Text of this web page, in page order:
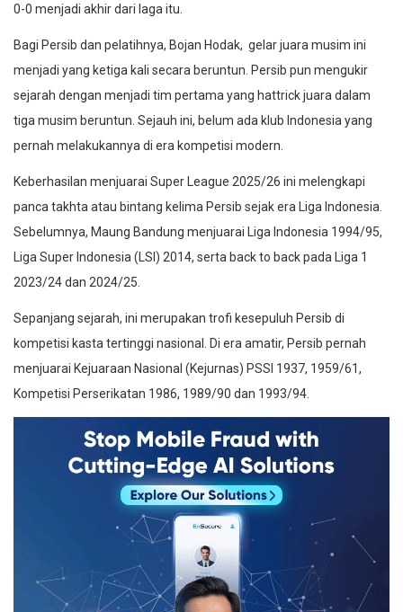
0-0 menjadi akhir dari laga itu.
Bagi Persib dan pelatihnya, Bojan Hodak, gelar juara musim ini
menjadi yang ketiga kali secara beruntun. Persib pun mengukir
sejarah dengan menjadi tim pertama yang hattrick juara dalam
tiga musim beruntun. Sejauh ini, belum ada klub Indonesia yang
pernah melakukannya di era kompetisi modern.
Keberhasilan menjuarai Super League 2025/26 ini melengkapi
panca takhta atau bintang kelima Persib sejak era Liga Indonesia.
Sebelumnya, Maung Bandung menjuarai Liga Indonesia 1994/95,
Liga Super Indonesia (LSI) 2014, serta back to back pada Liga 1
2023/24 dan 2024/25.
Sepanjang sejarah, ini merupakan trofi kesepuluh Persib di
kompetisi kasta tertinggi nasional. Di era amatir, Persib pernah
menjuarai Kejuaraan Nasional (Kejurnas) PSSI 1937, 1959/61,
Kompetisi Perserikatan 1986, 1989/90 dan 1993/94.